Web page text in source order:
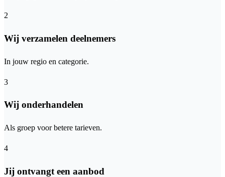
2
Wij verzamelen deelnemers
In jouw regio en categorie.
3
Wij onderhandelen
Als groep voor betere tarieven.
4
Jij ontvangt een aanbod